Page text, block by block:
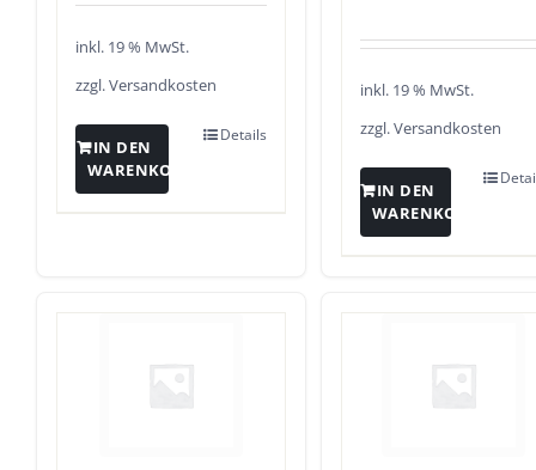
inkl. 19 % MwSt.
zzgl.Versandkosten
IN DEN
WARENKORB
Details
inkl. 19 % MwSt.
zzgl.Versandkosten
IN DEN
WARENKORB